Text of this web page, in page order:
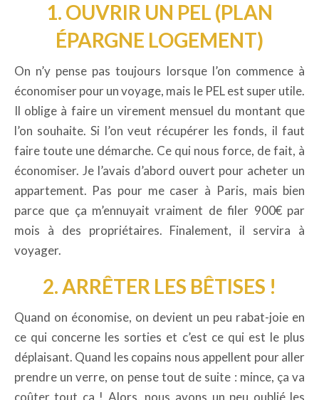
1. OUVRIR UN PEL (PLAN
ÉPARGNE LOGEMENT)
On n’y pense pas toujours lorsque l’on commence à
économiser pour un voyage, mais le PEL est super utile.
Il oblige à faire un virement mensuel du montant que
l’on souhaite. Si l’on veut récupérer les fonds, il faut
faire toute une démarche. Ce qui nous force, de fait, à
économiser. Je l’avais d’abord ouvert pour acheter un
appartement. Pas pour me caser à Paris, mais bien
parce que ça m’ennuyait vraiment de filer 900€ par
mois à des propriétaires. Finalement, il servira à
voyager.
2. ARRÊTER LES BÊTISES !
Quand on économise, on devient un peu rabat-joie en
ce qui concerne les sorties et c’est ce qui est le plus
déplaisant. Quand les copains nous appellent pour aller
prendre un verre, on pense tout de suite : mince, ça va
coûter tout ça ! Alors, nous avons un peu oublié les